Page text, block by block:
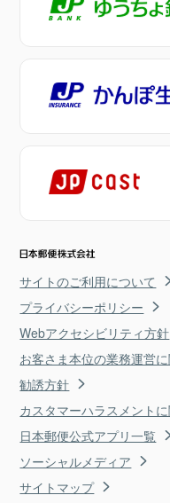
サイトのご利用について
プライバシーポリシー
Webアクセシビリティ方針
お客さま本位の業務運営
勧誘方針
カスタマーハラスメント
日本郵便公式アプリ一覧
ソーシャルメディア
サイトマップ